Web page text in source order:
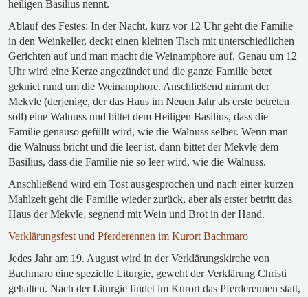
heiligen Basilius nennt.
Ablauf des Festes: In der Nacht, kurz vor 12 Uhr geht die Familie
in den Weinkeller, deckt einen kleinen Tisch mit unterschiedlichen
Gerichten auf und man macht die Weinamphore auf. Genau um 12
Uhr wird eine Kerze angezündet und die ganze Familie betet
gekniet rund um die Weinamphore. Anschließend nimmt der
Mekvle (derjenige, der das Haus im Neuen Jahr als erste betreten
soll) eine Walnuss und bittet dem Heiligen Basilius, dass die
Familie genauso gefüllt wird, wie die Walnuss selber. Wenn man
die Walnuss bricht und die leer ist, dann bittet der Mekvle dem
Basilius, dass die Familie nie so leer wird, wie die Walnuss.
Anschließend wird ein Tost ausgesprochen und nach einer kurzen
Mahlzeit geht die Familie wieder zurück, aber als erster betritt das
Haus der Mekvle, segnend mit Wein und Brot in der Hand.
Verklärungsfest und Pferderennen im Kurort Bachmaro
Jedes Jahr am 19. August wird in der Verklärungskirche von
Bachmaro eine spezielle Liturgie, geweht der Verklärung Christi
gehalten. Nach der Liturgie findet im Kurort das Pferderennen statt,